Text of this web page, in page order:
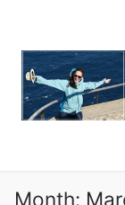
content
Month: